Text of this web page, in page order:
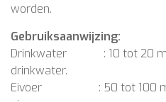
worden.
Gebruiksaanwijzing:
Drinkwater : 10 tot 20 ml
drinkwater.
Eivoer : 50 tot 100 ml